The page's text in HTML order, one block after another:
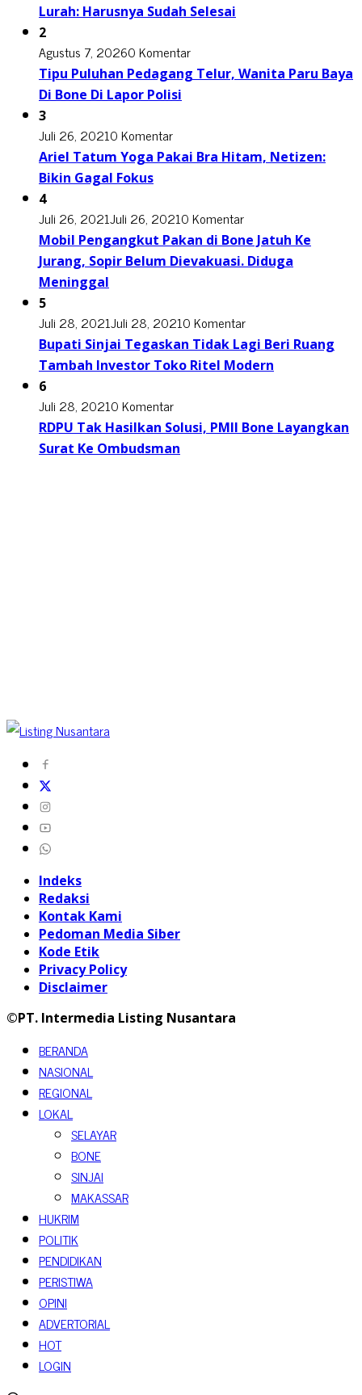
Lurah: Harusnya Sudah Selesai
2
Agustus 7, 20260 Komentar
Tipu Puluhan Pedagang Telur, Wanita Paru Baya
Di Bone Di Lapor Polisi
3
Juli 26, 20210 Komentar
Ariel Tatum Yoga Pakai Bra Hitam, Netizen:
Bikin Gagal Fokus
4
Juli 26, 2021Juli 26, 20210 Komentar
Mobil Pengangkut Pakan di Bone Jatuh Ke
Jurang, Sopir Belum Dievakuasi. Diduga
Meninggal
5
Juli 28, 2021Juli 28, 20210 Komentar
Bupati Sinjai Tegaskan Tidak Lagi Beri Ruang
Tambah Investor Toko Ritel Modern
6
Juli 28, 20210 Komentar
RDPU Tak Hasilkan Solusi, PMII Bone Layangkan
Surat Ke Ombudsman
Indeks
Redaksi
Kontak Kami
Pedoman Media Siber
Kode Etik
Privacy Policy
Disclaimer
©PT. Intermedia Listing Nusantara
BERANDA
NASIONAL
REGIONAL
LOKAL
SELAYAR
BONE
SINJAI
MAKASSAR
HUKRIM
POLITIK
PENDIDIKAN
PERISTIWA
OPINI
ADVERTORIAL
HOT
LOGIN